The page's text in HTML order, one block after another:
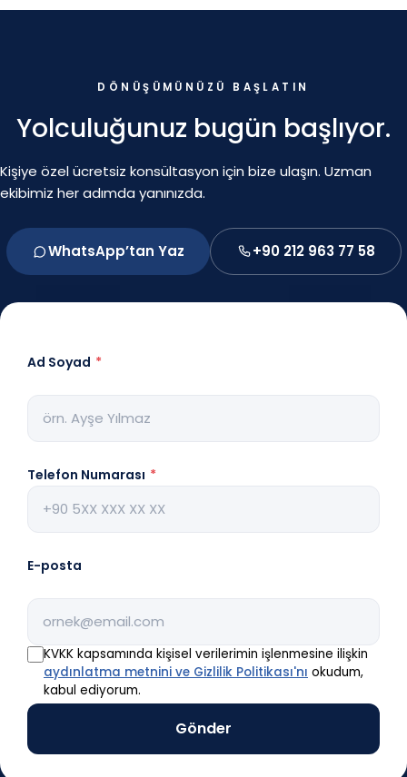
DÖNÜŞÜMÜNÜZÜ BAŞLATIN
Yolculuğunuz bugün başlıyor.
Kişiye özel ücretsiz konsültasyon için bize ulaşın. Uzman
ekibimiz her adımda yanınızda.
WhatsApp’tan Yaz +90 212 963 77 58
Ad Soyad *
Telefon Numarası *
E-posta
KVKK kapsamında kişisel verilerimin işlenmesine ilişkin
aydınlatma metnini ve Gizlilik Politikası'nı okudum,
kabul ediyorum.